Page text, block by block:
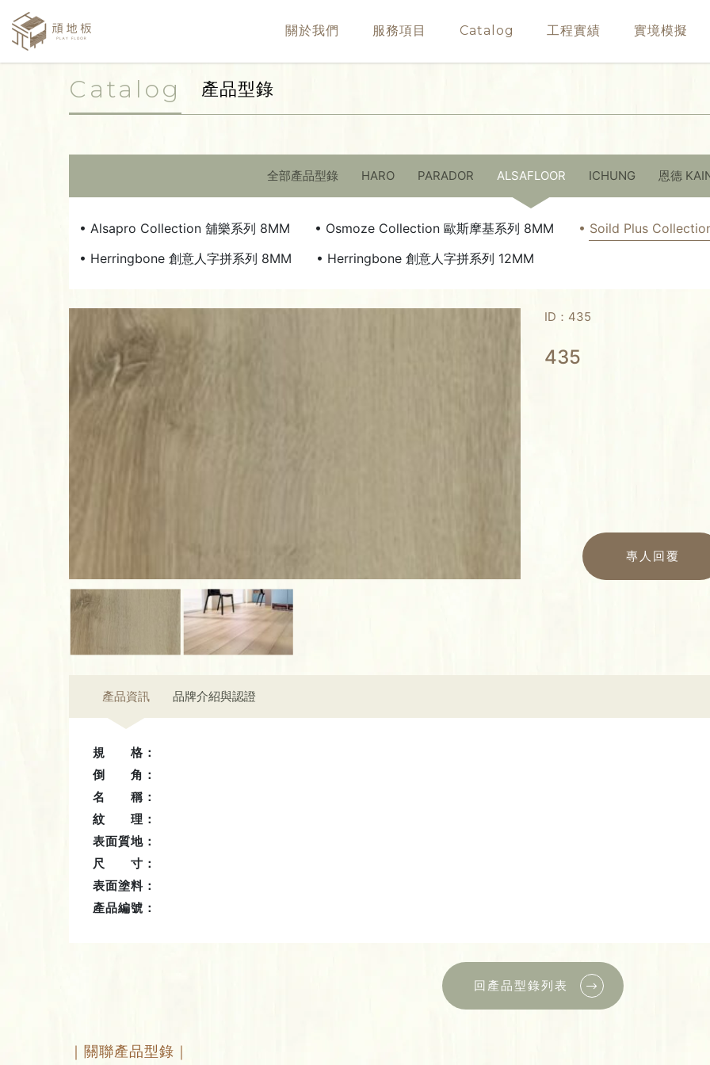
關於我們 服務項目 Catalog 工程實績 實境模擬
Catalog 產品型錄
全部產品型錄 HARO PARADOR ALSAFLOOR ICHUNG 恩德
• Alsapro Collection 舖樂系列 8MM • Osmoze Collection 歐斯摩基系列 8MM
• Soild Plus
• Herringbone 創意人字拼系列 8MM
• Herringbone 創意人字拼系列 12MM
ID：435
435
專人回覆
產品資訊 品牌介紹與認證
規 格：
倒 角：
名 稱：
紋 理：
表面質地：
尺 寸：
表面塗料：
產品編號：
回產品型錄列表
｜關聯產品型錄｜